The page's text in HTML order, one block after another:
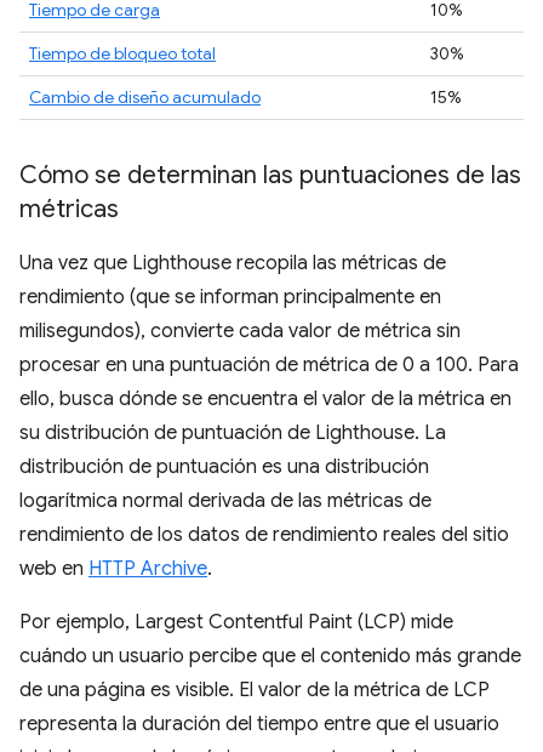
Tiempo de carga
10%
Tiempo de bloqueo total
30%
Cambio de diseño acumulado
15%
Cómo se determinan las puntuaciones de las
métricas
Una vez que Lighthouse recopila las métricas de
rendimiento (que se informan principalmente en
milisegundos), convierte cada valor de métrica sin
procesar en una puntuación de métrica de 0 a 100. Para
ello, busca dónde se encuentra el valor de la métrica en
su distribución de puntuación de Lighthouse. La
distribución de puntuación es una distribución
logarítmica normal derivada de las métricas de
rendimiento de los datos de rendimiento reales del sitio
web en HTTP Archive.
Por ejemplo, Largest Contentful Paint (LCP) mide
cuándo un usuario percibe que el contenido más grande
de una página es visible. El valor de la métrica de LCP
representa la duración del tiempo entre que el usuario